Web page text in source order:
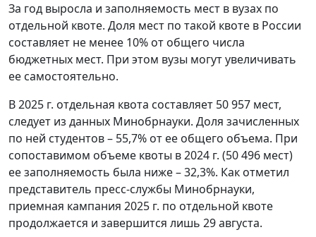
За год выросла и заполняемость мест в вузах по
отдельной квоте. Доля мест по такой квоте в России
составляет не менее 10% от общего числа
бюджетных мест. При этом вузы могут увеличивать
ее самостоятельно.
В 2025 г. отдельная квота составляет 50 957 мест,
следует из данных Минобрнауки. Доля зачисленных
по ней студентов – 55,7% от ее общего объема. При
сопоставимом объеме квоты в 2024 г. (50 496 мест)
ее заполняемость была ниже – 32,3%. Как отметил
представитель пресс-службы Минобрнауки,
приемная кампания 2025 г. по отдельной квоте
продолжается и завершится лишь 29 августа.